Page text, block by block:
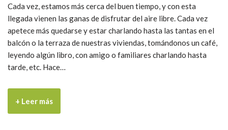
Cada vez, estamos más cerca del buen tiempo, y con esta
llegada vienen las ganas de disfrutar del aire libre. Cada vez
apetece más quedarse y estar charlando hasta las tantas en el
balcón o la terraza de nuestras viviendas, tomándonos un café,
leyendo algún libro, con amigo o familiares charlando hasta
tarde, etc. Hace…
+ Leer más